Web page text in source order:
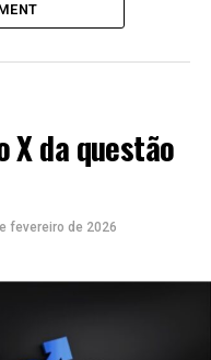
X da questão
fevereiro de 2026